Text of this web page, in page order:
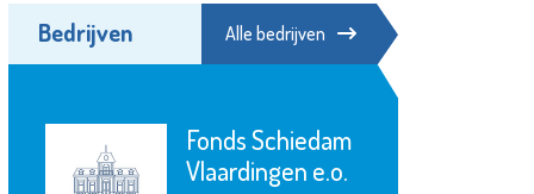
Bedrijven Alle bedrijven
Fonds Schiedam
Vlaardingen e.o.